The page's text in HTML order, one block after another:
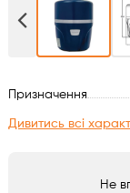
Пральні
Сушильні
Холодильне
Призначення
Дивитись всі
Не